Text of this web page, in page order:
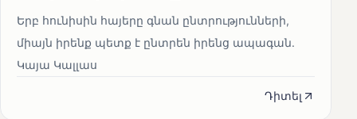
Երբ հունիսին հայերը գնան ընտրությունների,
միայն իրենք պետք է ընտրեն իրենց ապագան.
Կայա Կալլաս
Դիտել